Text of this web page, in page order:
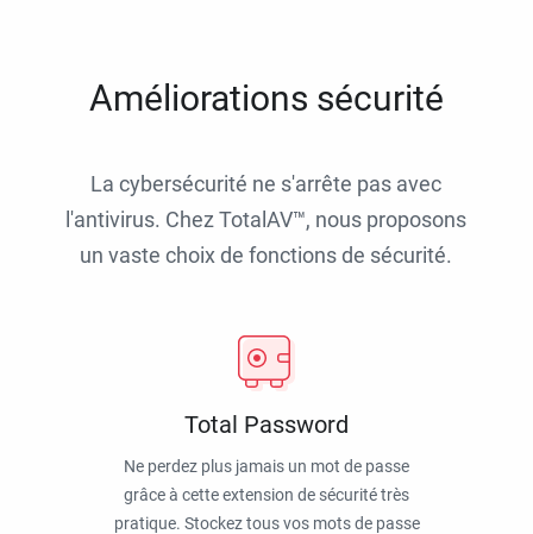
Améliorations sécurité
La cybersécurité ne s'arrête pas avec
l'antivirus. Chez TotalAV™, nous proposons
un vaste choix de fonctions de sécurité.
Total Password
Ne perdez plus jamais un mot de passe
grâce à cette extension de sécurité très
pratique. Stockez tous vos mots de passe